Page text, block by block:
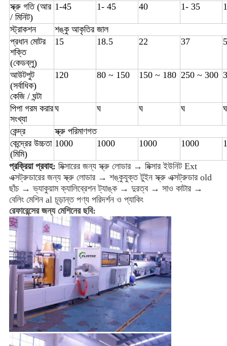
স্ক্রু গতি (আর
/ মিনিট)
1-45 1- 45 40 1- 35
স্ট্রাকশন
শঙ্কু আকৃতির জাল
প্রধান মোটর
শক্তি
(কেডব্লু)
15 18.5 22 37
আউটপুট
(সর্বাধিক)
কেজি / ঘন্টা
120 80 ~ 150 150 ~ 180 250 ~ 300
পিপা গরম করার
সংখ্যা
ঘ ঘ ঘ ঘ ঘ
কেন্দ্র
স্ক্রু পরিমাণগত
কেন্দ্রের উচ্চতা
(মিমি)
1000 1000 1000 1000
প্রক্রিয়া প্রবাহ: মিক্সারের জন্য স্ক্রু লোডার → মিক্সার ইউনিট Ext
এক্সট্রুডারের জন্য স্ক্রু লোডার → শঙ্কুযুক্ত টুইন স্ক্রু এক্সট্রুডার old
ছাঁচ → ভ্যাকুয়াম ক্যালিব্রেশন ট্যাঙ্ক → দুরত্ব → সাও কাটার →
বেলিং মেশিন al চূড়ান্ত পণ্য পরিদর্শন ও প্যাকিং
রেফারেন্সের জন্য মেশিনের ছবি: